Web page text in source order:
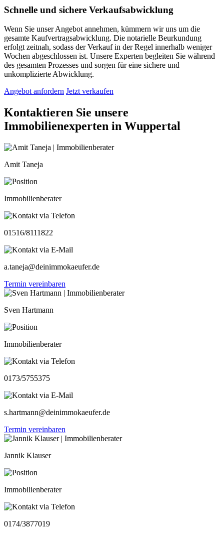
Schnelle und sichere Verkaufsabwicklung
Wenn Sie unser Angebot annehmen, kümmern wir uns um die
gesamte Kaufvertragsabwicklung. Die notarielle Beurkundung
erfolgt zeitnah, sodass der Verkauf in der Regel innerhalb weniger
Wochen abgeschlossen ist. Unsere Experten begleiten Sie während
des gesamten Prozesses und sorgen für eine sichere und
unkomplizierte Abwicklung.
Angebot anfordern Jetzt verkaufen
Kontaktieren Sie unsere
Immobilienexperten in Wuppertal
Amit Taneja
Immobilienberater
01516/8111822
a.taneja@deinimmokaeufer.de
Termin vereinbaren
Sven Hartmann
Immobilienberater
0173/5755375
s.hartmann@deinimmokaeufer.de
Termin vereinbaren
Jannik Klauser
Immobilienberater
0174/3877019